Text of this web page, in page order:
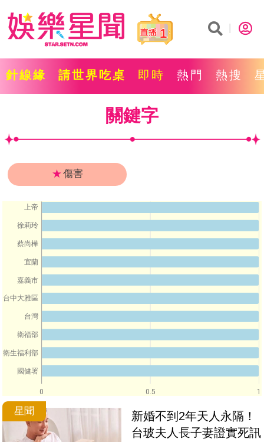
1
針線緣 請世界吃桌 即時 熱門 熱搜
關鍵字
★傷害
0 0.5 1
上帝
徐莉玲
蔡尚樺
宜蘭
嘉義市
台中大雅區
台灣
衛福部
衛生福利部
國健署
星聞
新婚不到2年天人永隔！
台玻夫人長子妻證實死訊